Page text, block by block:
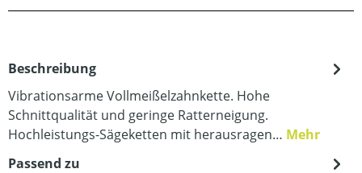
Beschreibung
Vibrationsarme Vollmeißelzahnkette. Hohe
Schnittqualität und geringe Ratterneigung.
Hochleistungs-Sägeketten mit herausragen… Mehr
Passend zu